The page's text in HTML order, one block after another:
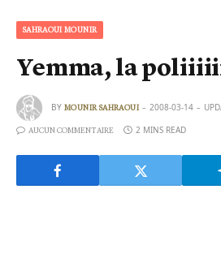
SAHRAOUI MOUNIR
Yemma, la
BY MOUNIR SAHRAOUI 2008-03-14
AUCUN COMMENTAIRE 2 MINS READ